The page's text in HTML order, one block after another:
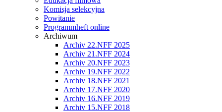
Komisja selekcyjna
Powitanie
Programmheft online
Archiwum
Archiv 22.NFF 2025
Archiv 21.NFF 2024
Archiv 20.NFF 2023
Archiv 19.NFF 2022
Archiv 18.NFF 2021
Archiv 17.NFF 2020
Archiv 16.NFF 2019
Archiv 15.NFF 2018